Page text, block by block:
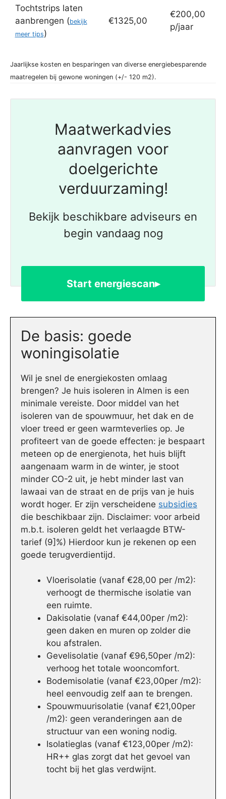
Tochtstrips laten
aanbrengen (bekijk
meer tips)
€1325,00
€200,00
p/jaar
Jaarlijkse kosten en besparingen van diverse energiebesparende
maatregelen bij gewone woningen (+/- 120 m2).
Maatwerkadvies
aanvragen voor
doelgerichte
verduurzaming!
Bekijk beschikbare adviseurs en
begin vandaag nog
Start energiescan▸
De basis: goede
woningisolatie
Wil je snel de energiekosten omlaag
brengen? Je huis isoleren in Almen is een
minimale vereiste. Door middel van het
isoleren van de spouwmuur, het dak en de
vloer treed er geen warmteverlies op. Je
profiteert van de goede effecten: je bespaart
meteen op de energienota, het huis blijft
aangenaam warm in de winter, je stoot
minder CO-2 uit, je hebt minder last van
lawaai van de straat en de prijs van je huis
wordt hoger. Er zijn verscheidene subsidies
die beschikbaar zijn. Disclaimer: voor arbeid
m.b.t. isoleren geldt het verlaagde BTW-
tarief (9]%) Hierdoor kun je rekenen op een
goede terugverdientijd.
Vloerisolatie (vanaf €28,00 per /m2):
verhoogt de thermische isolatie van
een ruimte.
Dakisolatie (vanaf €44,00per /m2):
geen daken en muren op zolder die
kou afstralen.
Gevelisolatie (vanaf €96,50per /m2):
verhoog het totale wooncomfort.
Bodemisolatie (vanaf €23,00per /m2):
heel eenvoudig zelf aan te brengen.
Spouwmuurisolatie (vanaf €21,00per
/m2): geen veranderingen aan de
structuur van een woning nodig.
Isolatieglas (vanaf €123,00per /m2):
HR++ glas zorgt dat het gevoel van
tocht bij het glas verdwijnt.